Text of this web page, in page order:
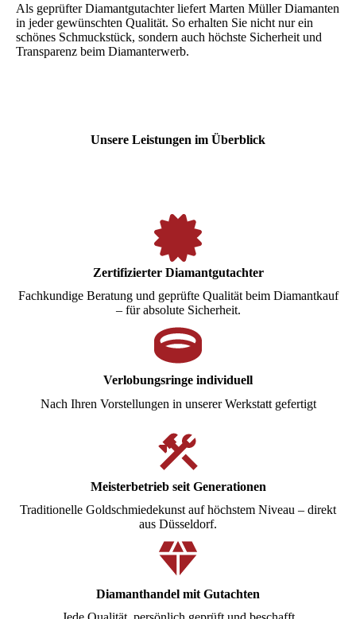
Als geprüfter Diamantgutachter liefert Marten Müller Diamanten
in jeder gewünschten Qualität. So erhalten Sie nicht nur ein
schönes Schmuckstück, sondern auch höchste Sicherheit und
Transparenz beim Diamanterwerb.
Unsere Leistungen im Überblick
Zertifizierter Diamantgutachter
Fachkundige Beratung und geprüfte Qualität beim Diamantkauf
– für absolute Sicherheit.
Verlobungsringe individuell
Nach Ihren Vorstellungen in unserer Werkstatt gefertigt
Meisterbetrieb seit Generationen
Traditionelle Goldschmiedekunst auf höchstem Niveau – direkt
aus Düsseldorf.
Diamanthandel mit Gutachten